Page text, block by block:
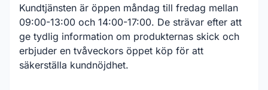
Kundtjänsten är öppen måndag till fredag mellan
09:00-13:00 och 14:00-17:00. De strävar efter att
ge tydlig information om produkternas skick och
erbjuder en tvåveckors öppet köp för att
säkerställa kundnöjdhet.